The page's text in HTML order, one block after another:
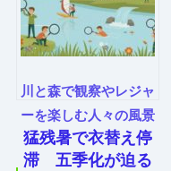
川と森で観察やレジャ
ーを楽しむ人々の風景
猛残暑で衣替え停
滞 五季化が迫る